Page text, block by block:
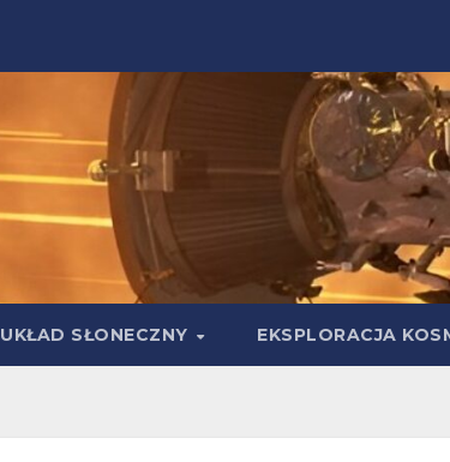
UKŁAD SŁONECZNY EKSPLORACJA